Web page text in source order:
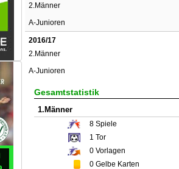
2.Männer
A-Junioren
2016/17
2.Männer
A-Junioren
Gesamtstatistik
1.Männer
8 Spiele
1 Tor
0 Vorlagen
0 Gelbe Karten